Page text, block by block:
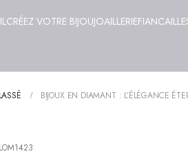
CRÉEZ VOTRE BIJOUJOAILLERIE
BIJOUX EN DIAMANT : L’ÉLÉGANCE